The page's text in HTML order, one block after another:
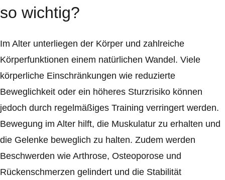
so wichtig?
Im Alter unterliegen der Körper und zahlreiche
Körperfunktionen einem natürlichen Wandel. Viele
körperliche Einschränkungen wie reduzierte
Beweglichkeit oder ein höheres Sturzrisiko können
jedoch durch regelmäßiges Training verringert werden.
Bewegung im Alter hilft, die Muskulatur zu erhalten und
die Gelenke beweglich zu halten. Zudem werden
Beschwerden wie Arthrose, Osteoporose und
Rückenschmerzen gelindert und die Stabilität